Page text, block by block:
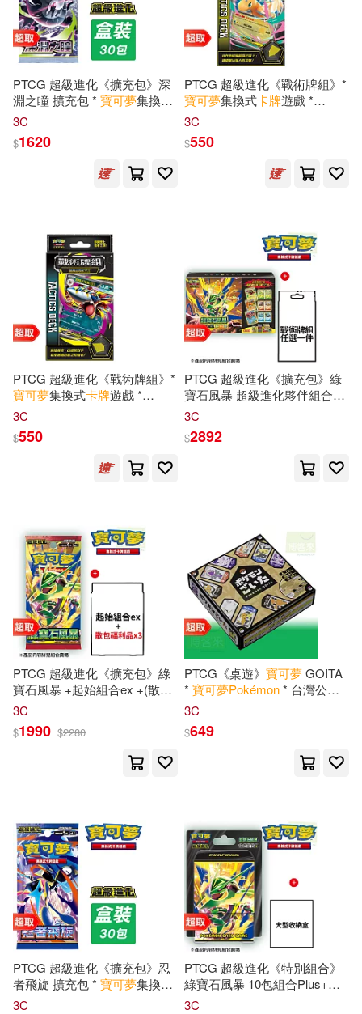
可港澳店取(63)
可新加坡店取(63)
一個月內上市新品(22)
其他 (可複選)
範圍
PTCG 超級進化《擴充包》深
淵之瞳 擴充包 * 寶可夢集換式
卡牌
3C
$1620
PTCG 超級進化《戰術牌組》*
寶可夢集換式卡牌遊戲 *
Pokémon
3C
$550
PTCG 超級進化《戰術牌組》*
寶可夢集換式卡牌遊戲 *
Pokémon
3C
$550
PTCG 超級進化《擴充包》綠
寶石風暴 超級進化夥伴組合
+PTCG 超級進化《戰術牌組》
3C
$2892
PTCG 超級進化《擴充包》綠
寶石風暴 +起始組合ex +(散包
福利品x3包)
3C
$1990 $2280
PTCG《桌遊》 寶可夢GOITA
* 寶可夢Pokémon* 台灣公司
貨
3C
$649
PTCG 超級進化《擴充包》忍
者飛旋 擴充包 * 寶可夢集換式
卡牌
3C
PTCG 超級進化《特別組合》
綠寶石風暴 10包組合Plus+專
用造型收納盒X1
3C